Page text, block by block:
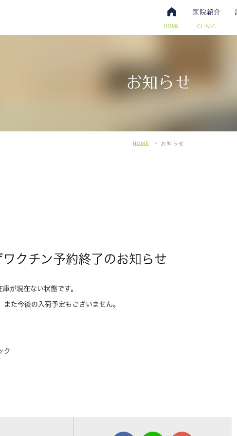
HOME
医院紹介
CLINIC
アクセス・診療時間 スタッフ募集
日帰り手術（内視鏡
ワクチン・予防接種
お知らせ
HOME お知らせ
クチン予約終了のお知らせ
が現在ない状態です。
た今後の入荷予定もございません。
ク